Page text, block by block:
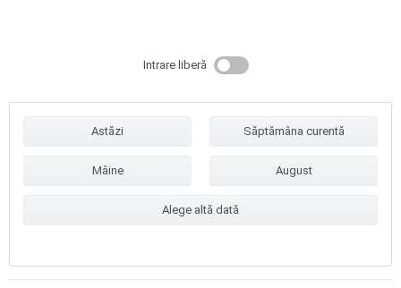
Intrare liberă
Astăzi
Mâine
Săptămâna curentă
August
Alege altă dată